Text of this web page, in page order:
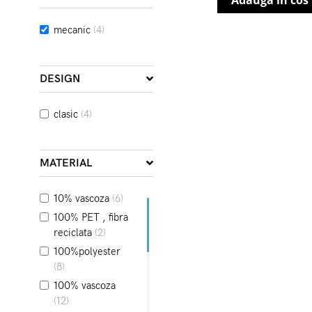
mecanic (4)
DESIGN
clasic (4)
MATERIAL
10% vascoza (6)
100% PET , fibra
reciclata (2)
100%polyester
(8)
100% vascoza
(12)